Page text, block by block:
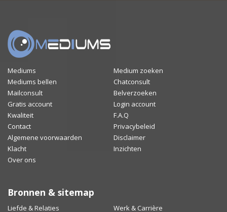
Mediums
Medium zoeken
Mediums bellen
Chatconsult
Mailconsult
Belverzoeken
Gratis account
Login account
Kwaliteit
F.A.Q
Contact
Privacybeleid
Algemene voorwaarden
Disclaimer
Klacht
Inzichten
Over ons
Bronnen & sitemap
Liefde & Relaties Werk & Carrière